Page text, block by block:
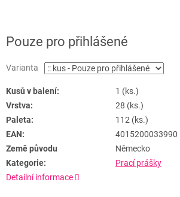
Pouze pro přihlášené
Varianta
Kusů v balení:
1 (ks.)
Vrstva:
28 (ks.)
Paleta:
112 (ks.)
EAN:
4015200033990
Země původu
Německo
Kategorie:
Prací prášky
Detailní informace